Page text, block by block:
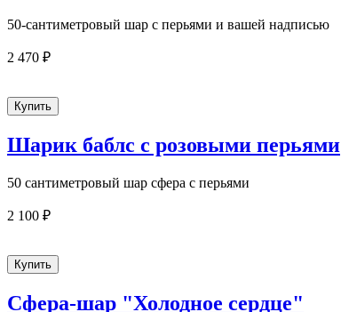
50-сантиметровый шар с перьями и вашей надписью
2 470 ₽
Шарик баблс с розовыми перьями
50 сантиметровый шар сфера с перьями
2 100 ₽
Сфера-шар "Холодное сердце"